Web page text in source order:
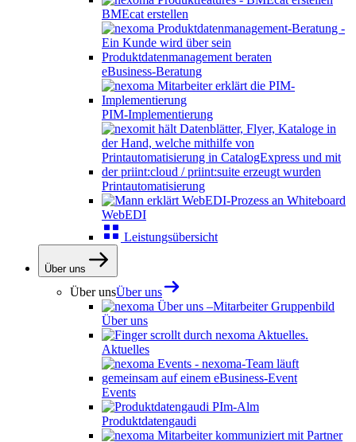
BMEcat erstellen
eBusiness-Beratung
PIM-Implementierung
Printautomatisierung
WebEDI
Leistungsübersicht
Über uns
Über unsÜber uns
Über uns
Aktuelles
Events
Produktdatengaudi